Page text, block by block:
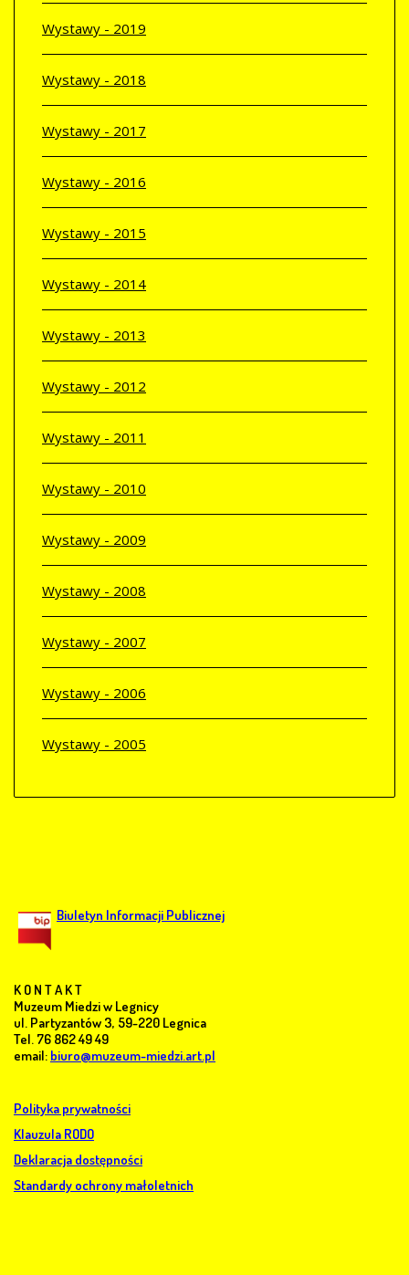
Wystawy - 2019
Wystawy - 2018
Wystawy - 2017
Wystawy - 2016
Wystawy - 2015
Wystawy - 2014
Wystawy - 2013
Wystawy - 2012
Wystawy - 2011
Wystawy - 2010
Wystawy - 2009
Wystawy - 2008
Wystawy - 2007
Wystawy - 2006
Wystawy - 2005
Biuletyn Informacji Publicznej
K O N T A K T
Muzeum Miedzi w Legnicy
ul. Partyzantów 3, 59-220 Legnica
Tel. 76 862 49 49
email: biuro@muzeum-miedzi.art.pl
Polityka prywatności
Klauzula RODO
Deklaracja dostępności
Standardy ochrony małoletnich